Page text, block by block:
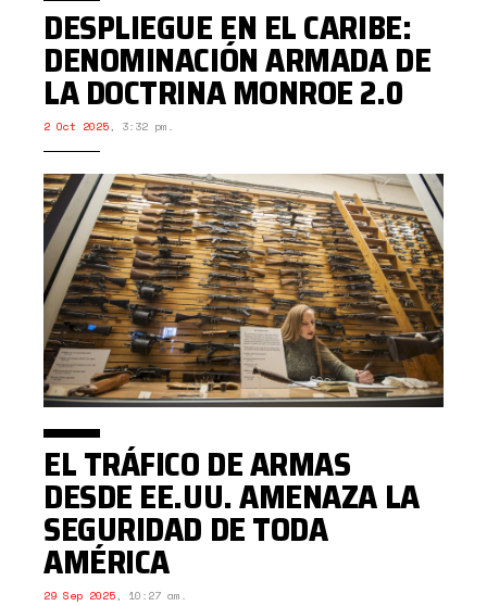
DESPLIEGUE EN EL CARIBE:
DENOMINACIÓN ARMADA DE
LA DOCTRINA MONROE 2.0
2 Oct 2025, 3:32 pm.
EL TRÁFICO DE ARMAS
DESDE EE.UU. AMENAZA LA
SEGURIDAD DE TODA
AMÉRICA
29 Sep 2025, 10:27 am.